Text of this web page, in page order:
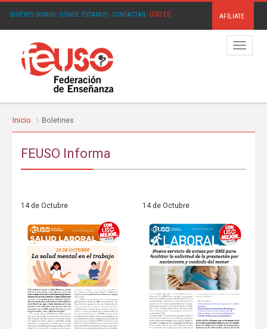
QUIÉNES SOMOS· DÓNDE ESTAMOS· CONTACTAR· USO.ES AFÍLIATE
Menú
Inicio Boletines
FEUSO Informa
14 de Octubre 14 de Octubre